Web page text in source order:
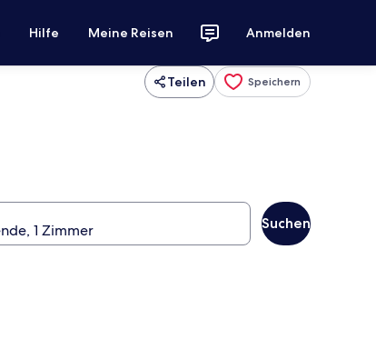
Hilfe Meine Reisen Anmelden
Teilen Speichern
Suchen